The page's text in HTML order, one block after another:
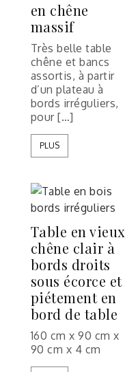
en chêne
massif
Très belle table
chêne et bancs
assortis, à partir
d’un plateau à
bords irréguliers,
pour […]
PLUS
Table en vieux
chêne clair à
bords droits
sous écorce et
piétement en
bord de table
160 cm x 90 cm x
90 cm x 4 cm